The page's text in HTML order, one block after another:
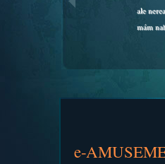
ale
mám
e-